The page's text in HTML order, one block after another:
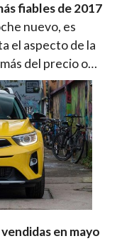
fiables de 2017
nuevo, es
el aspecto de la
del precio o…
en mayo